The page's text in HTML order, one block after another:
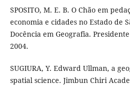
SPOSITO, M. E. B. O Chão em
economia e cidades no Estado de
Docência em Geografia.
2004.
SUGIURA, Y. Edward Ullman, a
spatial science. Jimbun Chiri